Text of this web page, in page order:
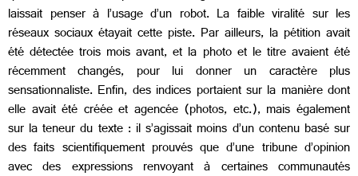
laissait penser à l’usage d’un robot. La faible viralité sur les
réseaux sociaux étayait cette piste. Par ailleurs, la pétition avait
été détectée trois mois avant, et la photo et le titre avaient été
récemment changés, pour lui donner un caractère plus
sensationnaliste. Enfin, des indices portaient sur la manière dont
elle avait été créée et agencée (photos, etc.), mais également
sur la teneur du texte : il s’agissait moins d’un contenu basé sur
des faits scientifiquement prouvés que d’une tribune d’opinion
avec des expressions renvoyant à certaines communautés